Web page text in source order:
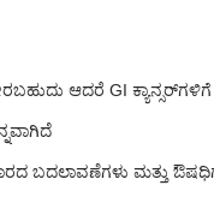
ಆದರೆ GI ಕ್ಯಾನ್ಸರ್‌ಗಳಿಗೆ
ಬದಲಾವಣೆಗಳು ಮತ್ತು